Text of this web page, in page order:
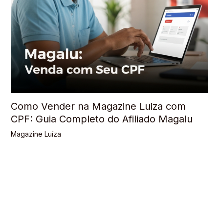
Como Vender na Magazine Luiza com
CPF: Guia Completo do Afiliado Magalu
Magazine Luíza